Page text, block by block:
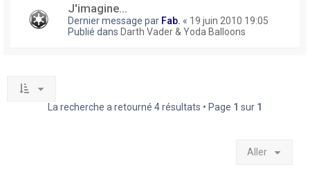
J'imagine...
Dernier message par Fab. « 19 juin 2010 19:05
Publié dans Darth Vader & Yoda Balloons
La recherche a retourné 4 résultats • Page 1 sur 1
Aller